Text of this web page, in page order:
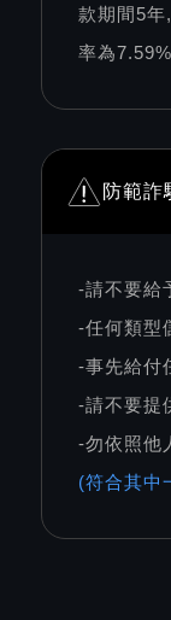
款期間5
率為
防範詐
-請不要給
-任何類型
-事先給付
-請不要提
-勿依照他
(符合其中